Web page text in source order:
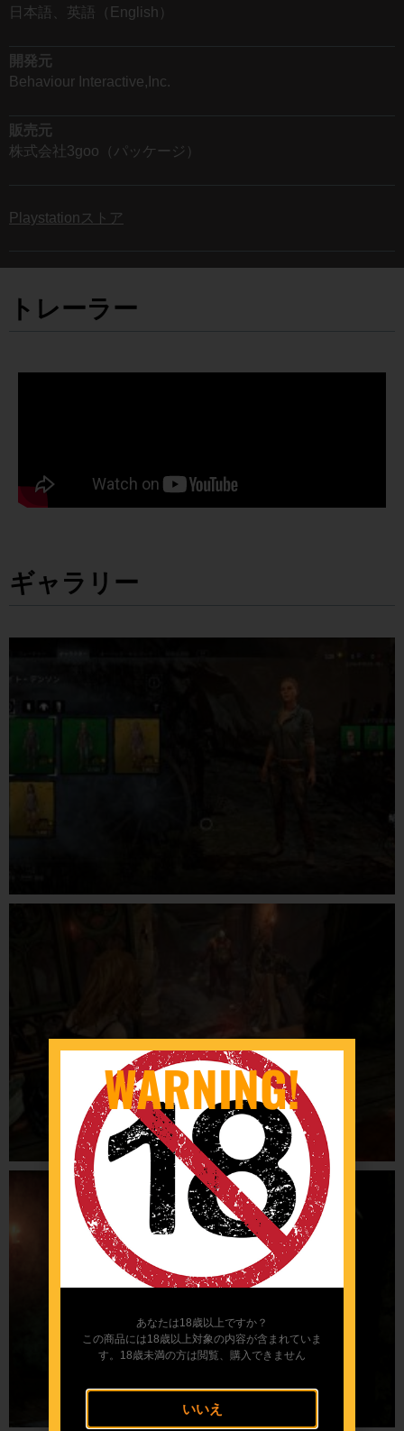
日本語、英語（English）
開発元
Behaviour Interactive,Inc.
販売元
株式会社3goo（パッケージ）
Playstationストア
トレーラー
ギャラリー
WARNING!
あなたは18歳以上ですか？
この商品には18歳以上対象の内容が含まれていま
す。18歳未満の方は閲覧、購入できません
いいえ